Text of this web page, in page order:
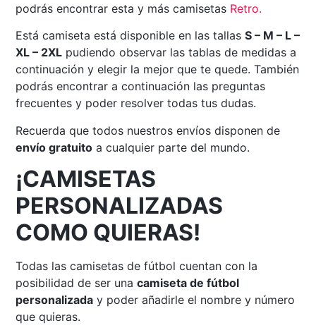
podrás encontrar esta y más camisetas Retro.
Está camiseta está disponible en las tallasS – M – L –
XL – 2XL pudiendo observar las tablas de medidas a
continuación y elegir la mejor que te quede. También
podrás encontrar a continuación las preguntas
frecuentes y poder resolver todas tus dudas.
Recuerda que todos nuestros envíos disponen de
envío gratuito a cualquier parte del mundo.
¡CAMISETAS
PERSONALIZADAS
COMO QUIERAS!
Todas las camisetas de fútbol cuentan con la
posibilidad de ser unacamiseta de fútbol
personalizada y poder añadirle el nombre y número
que quieras.